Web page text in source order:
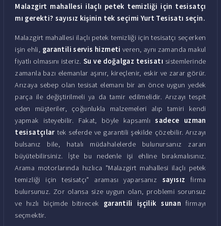
Malazgirt mahallesi ilaçlı petek temizliği için tesisatçı
mı gerekti? sayısız kişinin tek seçimi Yurt Tesisatı seçin.
Malazgirt mahallesi ilaçlı petek temizliği için tesisatçı seçerken
işin ehli, garantili servis hizmeti veren, aynı zamanda makul
fiyatlı olmasını isteriz. Su ve doğalgaz tesisatı sistemlerinde
zamanla bazı elemanlar aşınır, kireçlenir, eskir ve zarar görür.
Arızaya sebep olan tesisat elemanı bir an önce uygun yedek
parça ile değiştirilmeli ya da tamir edilmelidir. Arızayı tespit
eden müşteriler, çoğunlukla malzemeleri alıp tamiri kendi
yapmak isteyebilir. Fakat, böyle kapsamlısadece uzman
tesisatçılartek seferde ve garantili şekilde çözebilir. Arızayı
bulsanız bile, hatalı müdahalelerde bulunursanız zararı
büyütebilirsiniz. İşte bu nedenle işi ehline bırakmalısınız.
Arama motorlarında hızlıca "Malazgirt mahallesi ilaçlı petek
temizliği için tesisatçı" araması yaparsanız sayısız firma
bulursunuz. Zor olansa size uygun olan, problemi sorunsuz
ve hızlı biçimde bitirecek garantili işçilik sunan firmayı
seçmektir.